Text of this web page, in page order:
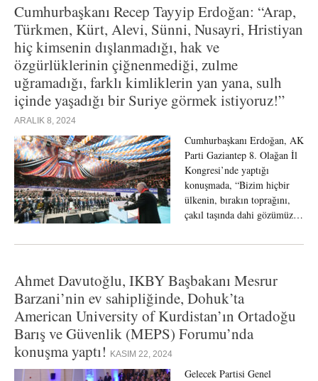
Cumhurbaşkanı Recep Tayyip Erdoğan: “Arap,
Türkmen, Kürt, Alevi, Sünni, Nusayri, Hristiyan
hiç kimsenin dışlanmadığı, hak ve
özgürlüklerinin çiğnenmediği, zulme
uğramadığı, farklı kimliklerin yan yana, sulh
içinde yaşadığı bir Suriye görmek istiyoruz!”
ARALIK 8, 2024
Cumhurbaşkanı Erdoğan, AK
Parti Gaziantep 8. Olağan İl
Kongresi’nde yaptığı
konuşmada, “Bizim hiçbir
ülkenin, bırakın toprağını,
çakıl taşında dahi gözümüz…
Ahmet Davutoğlu, IKBY Başbakanı Mesrur
Barzani’nin ev sahipliğinde, Dohuk’ta
American University of Kurdistan’ın Ortadoğu
Barış ve Güvenlik (MEPS) Forumu’nda
konuşma yaptı!
KASIM 22, 2024
Gelecek Partisi Genel